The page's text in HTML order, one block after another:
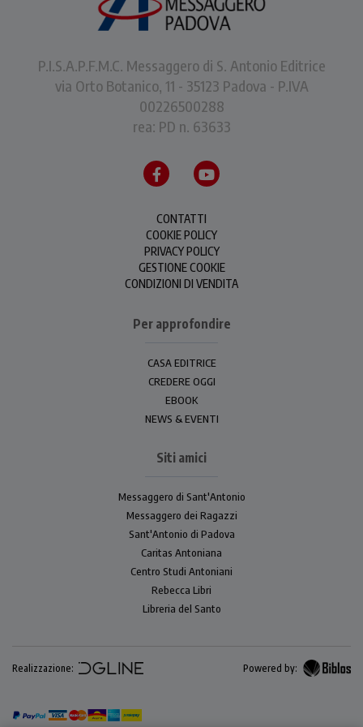
P.I.S.A.P.F.M.C. Messaggero di S. Antonio Editrice
via Orto Botanico, 11 - 35123 Padova - P.IVA
00226500288
rea: PD n. 63633
CONTATTI
COOKIE POLICY
PRIVACY POLICY
GESTIONE COOKIE
CONDIZIONI DI VENDITA
Per approfondire
CASA EDITRICE
CREDERE OGGI
EBOOK
NEWS & EVENTI
Siti amici
Messaggero di Sant'Antonio
Messaggero dei Ragazzi
Sant'Antonio di Padova
Caritas Antoniana
Centro Studi Antoniani
Rebecca Libri
Libreria del Santo
Realizzazione: Powered by: